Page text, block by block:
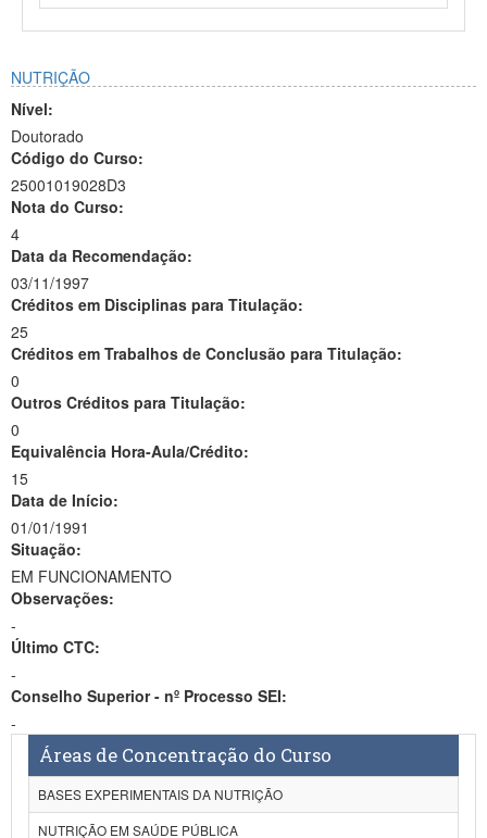
NUTRIÇÃO
Nível:
Doutorado
Código do Curso:
25001019028D3
Nota do Curso:
4
Data da Recomendação:
03/11/1997
Créditos em Disciplinas para Titulação:
25
Créditos em Trabalhos de Conclusão para Titulação:
0
Outros Créditos para Titulação:
0
Equivalência Hora-Aula/Crédito:
15
Data de Início:
01/01/1991
Situação:
EM FUNCIONAMENTO
Observações:
-
Último CTC:
-
Conselho Superior - nº Processo SEI:
-
Áreas de Concentração do Curso
BASES EXPERIMENTAIS DA NUTRIÇÃO
NUTRIÇÃO EM SAÚDE PÚBLICA